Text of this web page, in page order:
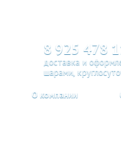
8 925 478
доставка и
шарами,
О компании